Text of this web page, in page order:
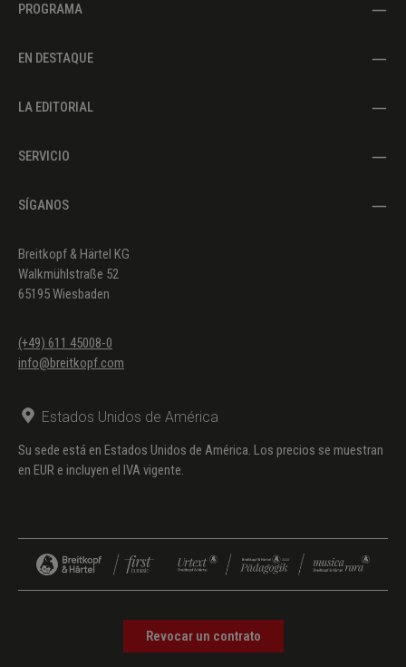
PROGRAMA
EN DESTAQUE
LA EDITORIAL
SERVICIO
SÍGANOS
Breitkopf & Härtel KG
Walkmühlstraße 52
65195 Wiesbaden
(+49) 611 45008-0
info@breitkopf.com
Estados Unidos de América
Su sede está en Estados Unidos de América. Los precios se muestran
en EUR e incluyen el IVA vigente.
Revocar un contrato